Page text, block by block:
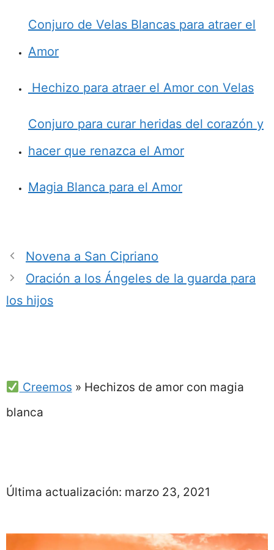
Conjuro de Velas Blancas para atraer el
Amor
Hechizo para atraer el Amor con Velas
Conjuro para curar heridas del corazón y
hacer que renazca el Amor
Magia Blanca para el Amor
Novena a San Cipriano
Oración a los Ángeles de la guarda para
los hijos
Creemos » Hechizos de amor con magia
blanca
Última actualización: marzo 23, 2021